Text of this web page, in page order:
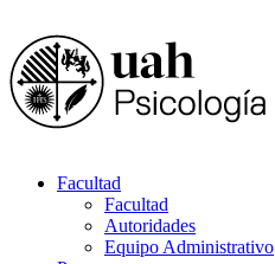
Facultad
Facultad
Autoridades
Equipo Administrativo